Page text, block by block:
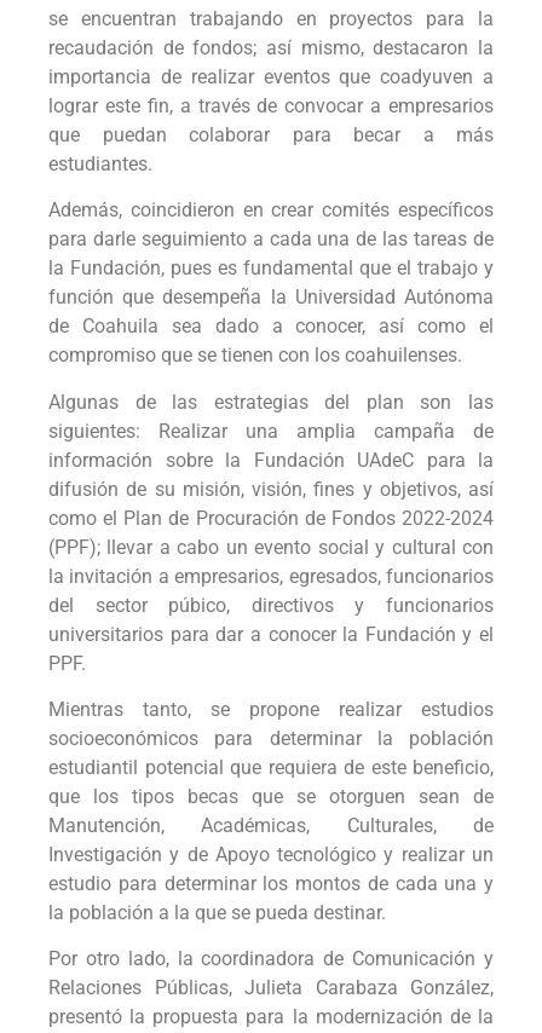
se encuentran trabajando en proyectos para la
recaudación de fondos; así mismo, destacaron la
importancia de realizar eventos que coadyuven a
lograr este fin, a través de convocar a empresarios
que puedan colaborar para becar a más
estudiantes.
Además, coincidieron en crear comités específicos
para darle seguimiento a cada una de las tareas de
la Fundación, pues es fundamental que el trabajo y
función que desempeña la Universidad Autónoma
de Coahuila sea dado a conocer, así como el
compromiso que se tienen con los coahuilenses.
Algunas de las estrategias del plan son las
siguientes: Realizar una amplia campaña de
información sobre la Fundación UAdeC para la
difusión de su misión, visión, fines y objetivos, así
como el Plan de Procuración de Fondos 2022-2024
(PPF); llevar a cabo un evento social y cultural con
la invitación a empresarios, egresados, funcionarios
del sector púbico, directivos y funcionarios
universitarios para dar a conocer la Fundación y el
PPF.
Mientras tanto, se propone realizar estudios
socioeconómicos para determinar la población
estudiantil potencial que requiera de este beneficio,
que los tipos becas que se otorguen sean de
Manutención, Académicas, Culturales, de
Investigación y de Apoyo tecnológico y realizar un
estudio para determinar los montos de cada una y
la población a la que se pueda destinar.
Por otro lado, la coordinadora de Comunicación y
Relaciones Públicas, Julieta Carabaza González,
presentó la propuesta para la modernización de la